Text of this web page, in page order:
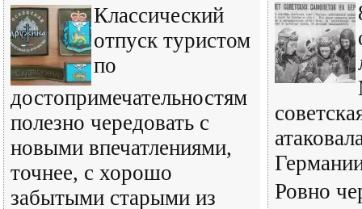
Классический
отпуск туристом
по
достопримечательностям
полезно чередовать с
новыми впечатлениями,
точнее, с хорошо
забытыми старыми из
Ровно